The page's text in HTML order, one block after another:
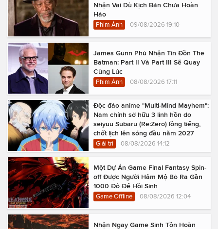
Nhận Vai Dù Kịch Bản Chưa Hoàn
Hảo
Phim Ảnh 09/08/2026 19:10
James Gunn Phủ Nhận Tin Đồn The
Batman: Part II Và Part III Sẽ Quay
Cùng Lúc
Phim Ảnh 08/08/2026 17:11
Độc đáo anime "Multi-Mind Mayhem":
Nam chính sở hữu 3 linh hồn do
seiyuu Subaru (Re:Zero) lồng tiếng,
chốt lịch lên sóng đầu năm 2027
Giải trí 08/08/2026 14:12
Một Dự Án Game Final Fantasy Spin-
off Được Người Hâm Mộ Bỏ Ra Gần
1000 Đô Để Hồi Sinh
Game Offline 08/08/2026 12:04
Nhận Ngay Game Sinh Tồn Hoàn